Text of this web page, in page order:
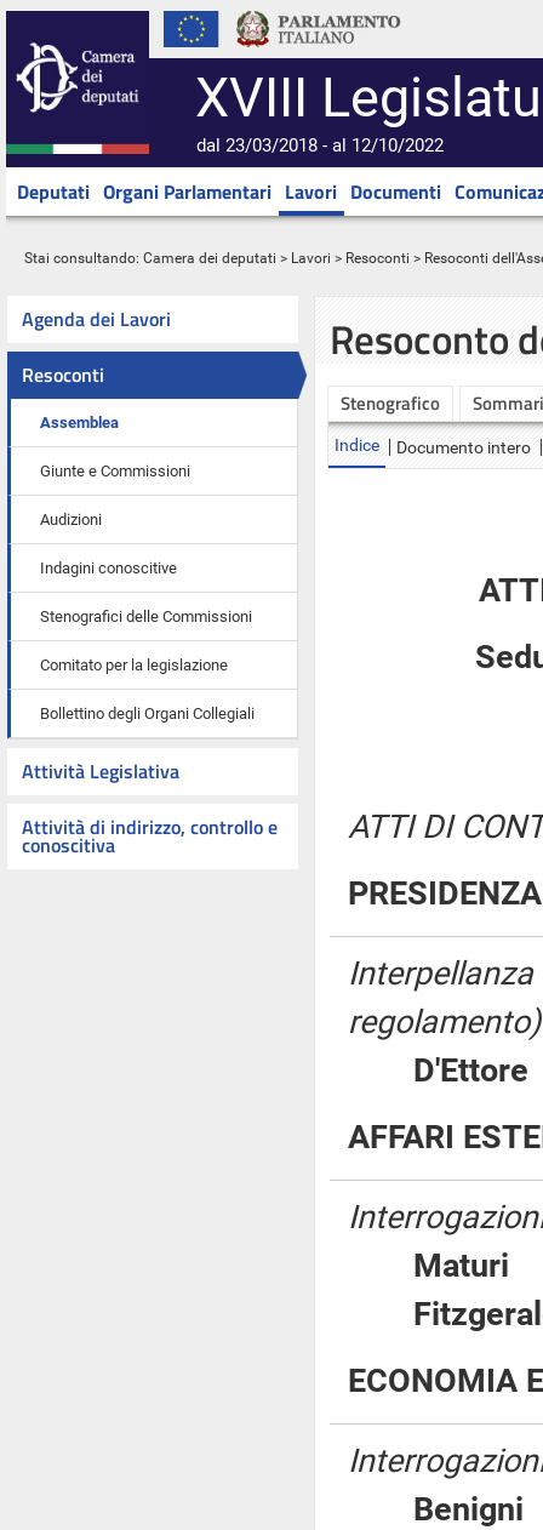
XVIII
dal 23/03/2018 - al 12/10/2022
Deputati Organi Parlamentari Lavori Documenti
Stai consultando: Camera dei deputati > Lavori > Resoconti > Resoconti
Agenda dei Lavori
Resoconti
Assemblea
Giunte e Commissioni
Audizioni
Indagini conoscitive
Stenografici delle Commissioni
Comitato per la legislazione
Bollettino degli Organi Collegiali
Attività Legislativa
Attività di indirizzo, controllo e
conoscitiva
Resoconto
Stenografico
Indice Documento intero
ATTI DI
AFFARI
ECONOMIA